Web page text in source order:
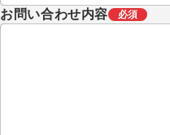
お問い合わせ内容 必須